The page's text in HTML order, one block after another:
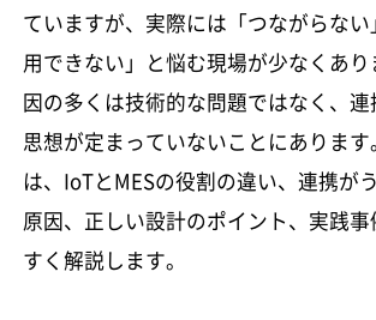
ていますが、実際には「つながらな
用できない」と悩む現場が少なくあ
因の多くは技術的な問題ではなく、
思想が定まっていないことにありま
は、IoTとMESの役割の違い、連携が
原因、正しい設計のポイント、実践
すく解説します。